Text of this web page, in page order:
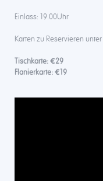
Einlass: 19.00Uhr
Karten zu Reservieren unter
Tischkarte: €29
Flanierkarte: €19